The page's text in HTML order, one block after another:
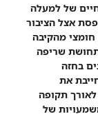
של למעלה
אצל הציבור
מהקיבה
תחושת שריפה
בחזה
את
לאורך תקופה
של